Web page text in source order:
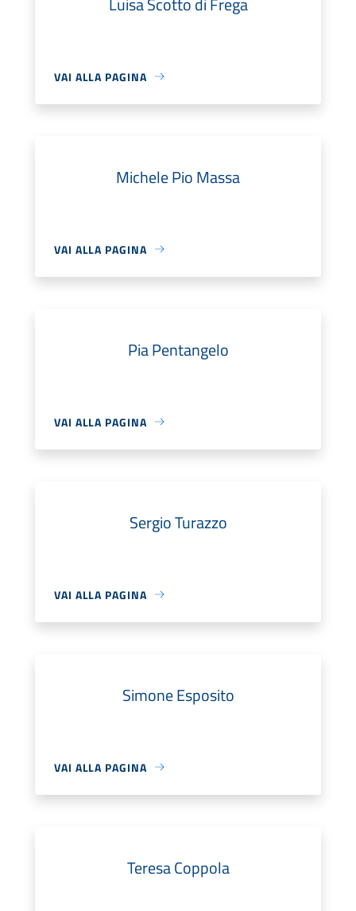
VAI ALLA PAGINA
Michele Pio Massa
VAI ALLA PAGINA
Pia Pentangelo
VAI ALLA PAGINA
Sergio Turazzo
VAI ALLA PAGINA
Simone Esposito
VAI ALLA PAGINA
Teresa Coppola